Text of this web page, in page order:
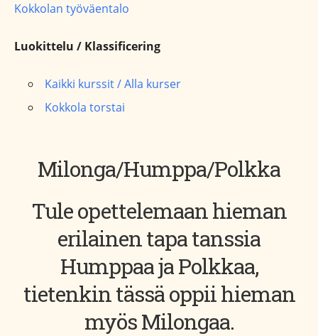
Kokkolan työväentalo
Luokittelu / Klassificering
Kaikki kurssit / Alla kurser
Kokkola torstai
Milonga/Humppa/Polkka
Tule opettelemaan hieman
erilainen tapa tanssia
Humppaa ja Polkkaa,
tietenkin tässä oppii hieman
myös Milongaa.